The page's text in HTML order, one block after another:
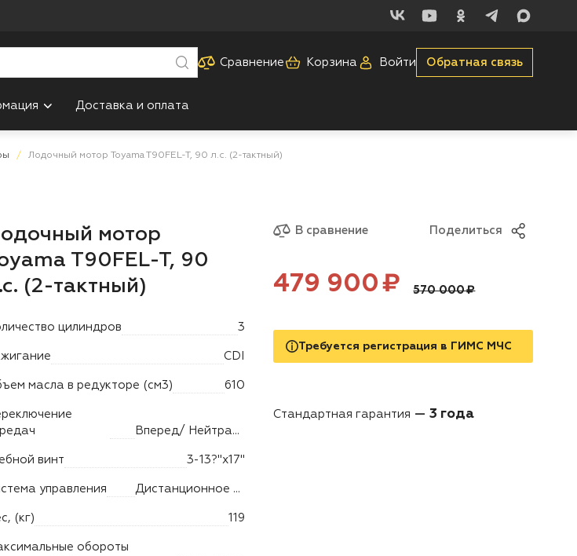
Сравнение Корзина Войти Обратная связь
Доставка и оплата
Лодочный мотор Toyama T90FEL-T, 90 л.с. (2-тактный)
мотор
T90FEL-T, 90
(2-тактный)
цилиндров 3
CDI
масла в редукторе (см3) 610
Вперед/ Нейтраль/ Назад
винт 3-13?"x17"
управления Дистанционное управление
(кг) 119
обороты
Требуется регистрация в ГИМС МЧС
Стандартная гарантия 3 года
В сравнение Поделиться
Цена:
479 900 ₽ рублей
570 000 ₽